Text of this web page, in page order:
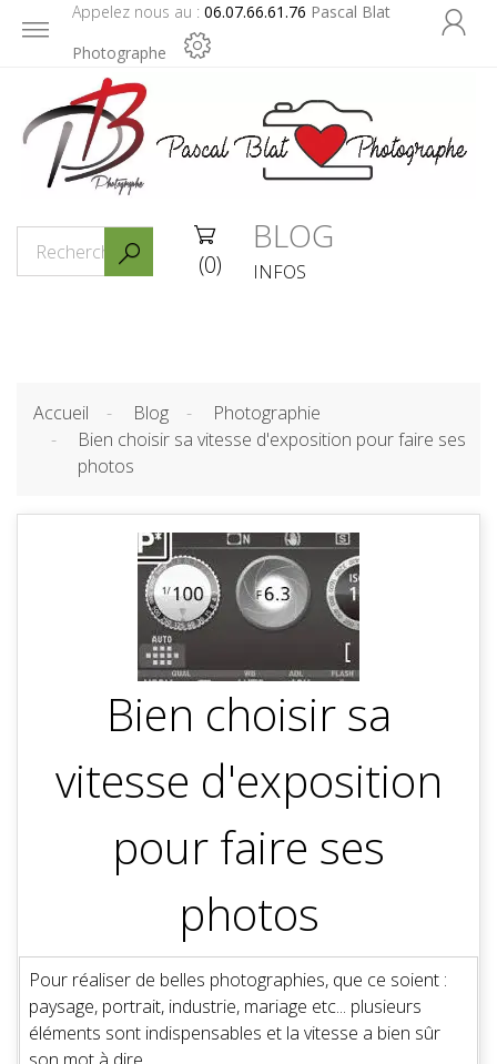
Appelez nous au : 06.07.66.61.76 Pascal Blat
Photographe



(0)
BLOG
INFOS
Accueil Blog
Photographie
Bien choisir sa vitesse d'exposition pour faire ses
photos
Bien choisir sa
vitesse d'exposition
pour faire ses
photos
Pour réaliser de belles photographies, que ce soient :
paysage, portrait, industrie, mariage etc... plusieurs
éléments sont indispensables et la vitesse a bien sûr